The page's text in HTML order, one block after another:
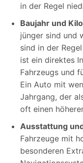
in der Regel
Baujahr und
jünger sind und
sind in der
ist ein direktes
Fahrzeugs und
Ein Auto mit
Jahrgang, der
oft einen
Ausstattung
Fahrzeuge mit
besonderen